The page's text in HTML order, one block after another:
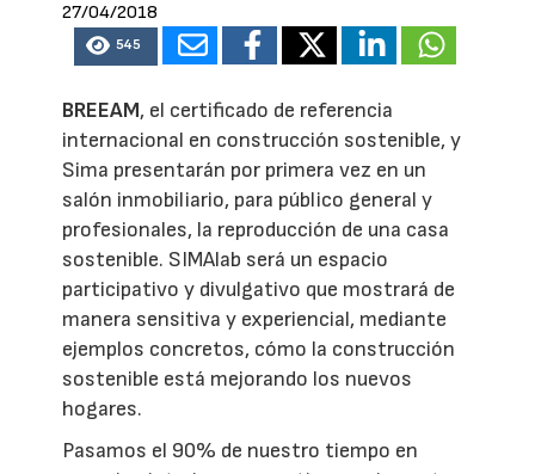
27/04/2018
545
BREEAM, el certificado de referencia
internacional en construcción sostenible, y
Sima presentarán por primera vez en un
salón inmobiliario, para público general y
profesionales, la reproducción de una casa
sostenible. SIMAlab será un espacio
participativo y divulgativo que mostrará de
manera sensitiva y experiencial, mediante
ejemplos concretos, cómo la construcción
sostenible está mejorando los nuevos
hogares.
Pasamos el 90% de nuestro tiempo en